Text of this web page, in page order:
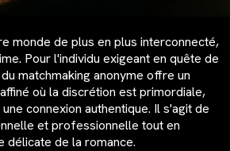
monde de plus en plus interconnecté,
Pour l'individu exigeant en quête de
matchmaking anonyme offre un
où la discrétion est primordiale,
connexion authentique. Il s'agit de
et professionnelle tout en
délicate de la romance.